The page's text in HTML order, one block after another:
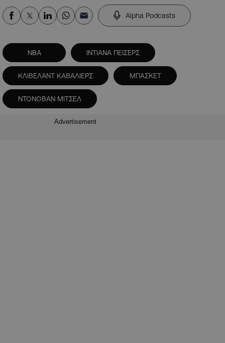
Alpha Podcasts
NBA ΙΝΤΙΑΝΑ ΠΕΙΣΕΡΣ
ΚΛΙΒΕΛΑΝΤ ΚΑΒΑΛΙΕΡΣ ΜΠΑΣΚΕΤ
ΝΤΟΝΟΒΑΝ ΜΙΤΣΕΛ
Advertisement